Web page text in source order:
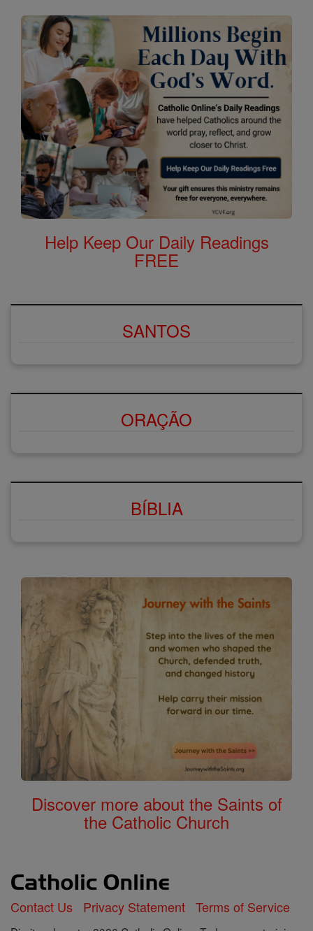
Help Keep Our Daily Readings
FREE
SANTOS
ORAÇÃO
BÍBLIA
Discover more about the Saints of
the Catholic Church
Contact Us Privacy Statement Terms of Service